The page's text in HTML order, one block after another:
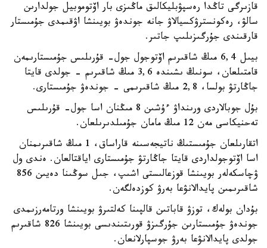
قازىرگى تاڭدا رەسپۋبليكالىق ماڭىزى بار اۆتوموبيل جولدارىن
سالۋ، رەكونسترۋكسيالاۋ جانە جوندەۋ بويىنشا اۋقىمدى جۇمىستار
قارقىندى جۇرگىزىلىپ جاتىر.
بيىل 6,4 مىڭ شاقىرىم اۆتوجول جول- قۇرىلىس جۇمىستارىمەن
قامتىلعان، سونىڭ ىشىندە 3,6 مىڭ شاقىرىم - جولدى قايتا
جاڭارتۋ بولسا، 2,8 مىڭ شاقىرىمى - جوندەۋ جۇمىستارى.
بۇل جوبالاردى ورىنداۋ ءۇشىن 8 مىڭنان اسا جول- قۇرىلىس
تەحنيكاسى مەن 12 مىڭ مامان جۇمىلدىرىلعان.
اتقارىلعان جۇمىستىڭ ناتيجەسىنە قاراساق، 1 مىڭ شاقىرىمنان
اسا اۆتوجولداردى قايتا جاڭارتۋ جۇمىستارى اياقتالعان. ەندى ول
ۋچاسكەلەر بويىنشا قوزعالىستى اشىپ، جىل سوڭىنا دەيىن 856
شاقىرىمىن پايدالانۋعا بەرۋ كوزدەلگەن.
بۇدان بولەك، توزۋ قاباتىن قالپىنا كەلتىرۋ بويىنشا ورتامەرزىمدى
جوندەۋ جۇمىستارىن جۇرگىزۋ قورىتىندىسى بويىنشا 826 شاقىرىم
جولدى پايدالانۋعا بەرۋ جوسپارلانعان.